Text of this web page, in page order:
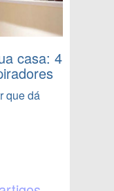
casa: 4
que dá